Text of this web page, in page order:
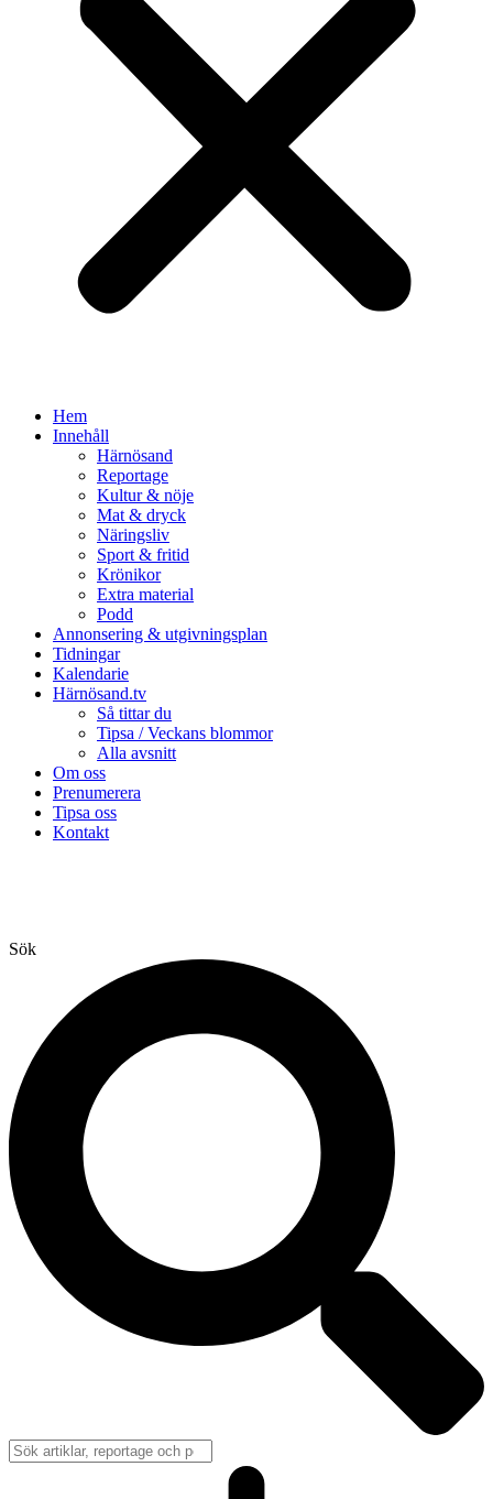
Hem
Innehåll
Härnösand
Reportage
Kultur & nöje
Mat & dryck
Näringsliv
Sport & fritid
Krönikor
Extra material
Podd
Annonsering & utgivningsplan
Tidningar
Kalendarie
Härnösand.tv
Så tittar du
Tipsa / Veckans blommor
Alla avsnitt
Om oss
Prenumerera
Tipsa oss
Kontakt
Sök